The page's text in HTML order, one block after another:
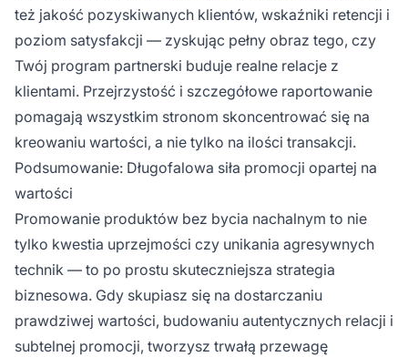
też jakość pozyskiwanych klientów, wskaźniki retencji i
poziom satysfakcji — zyskując pełny obraz tego, czy
Twój program partnerski buduje realne relacje z
klientami. Przejrzystość i szczegółowe raportowanie
pomagają wszystkim stronom skoncentrować się na
kreowaniu wartości, a nie tylko na ilości transakcji.
Podsumowanie: Długofalowa siła promocji opartej na
wartości
Promowanie produktów bez bycia nachalnym to nie
tylko kwestia uprzejmości czy unikania agresywnych
technik — to po prostu skuteczniejsza strategia
biznesowa. Gdy skupiasz się na dostarczaniu
prawdziwej wartości, budowaniu autentycznych relacji i
subtelnej promocji, tworzysz trwałą przewagę